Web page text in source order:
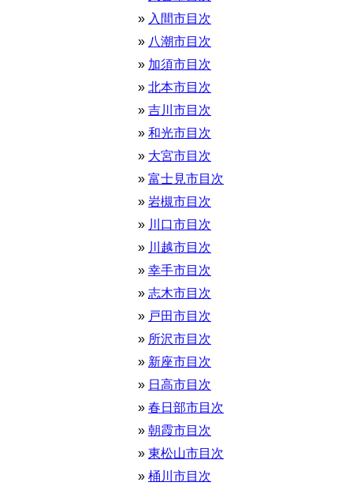
入間市目次
八潮市目次
加須市目次
北本市目次
吉川市目次
和光市目次
大宮市目次
富士見市目次
岩槻市目次
川口市目次
川越市目次
幸手市目次
志木市目次
戸田市目次
所沢市目次
新座市目次
日高市目次
春日部市目次
朝霞市目次
東松山市目次
桶川市目次